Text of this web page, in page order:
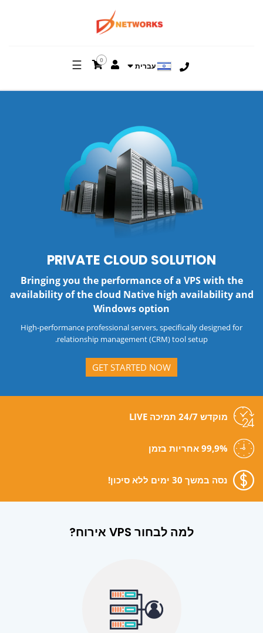
עברית
0
☰
PRIVATE CLOUD SOLUTION
Bringing you the performance of a VPS with the
availability of the cloud Native high availability and
Windows option
High-performance professional servers, specifically designed for
relationship management (CRM) tool setup.
GET STARTED NOW
מוקדש 24/7 תמיכה LIVE
99,9% אחריות בזמן
נסה במשך 30 ימים ללא סיכון!
למה לבחור VPS אירוח?